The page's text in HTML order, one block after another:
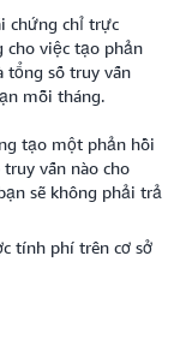
chứng chỉ trực
cho việc tạo phản
tổng số truy vấn
mỗi tháng.
tạo một phản hồi
truy vấn nào cho
sẽ không phải trả
tính phí trên cơ sở